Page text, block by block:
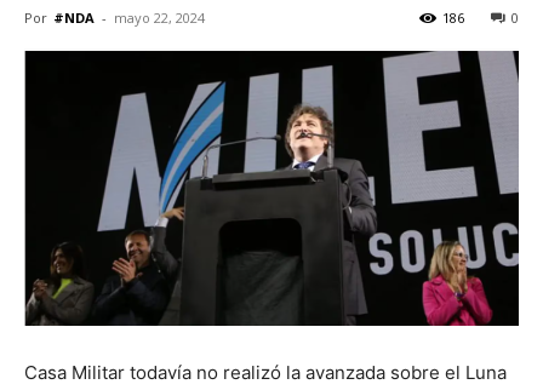
Por #NDA - mayo 22, 2024 0
186
Casa Militar todavía no realizó la avanzada sobre el Luna